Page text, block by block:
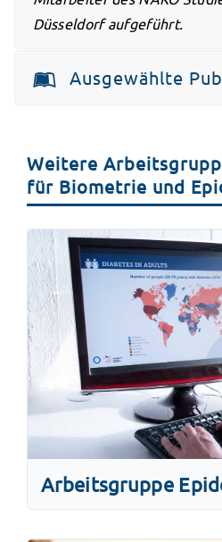
Düsseldorf aufgeführt.
Ausgewählte
Weitere
für Biometrie und
Arbeitsgruppe